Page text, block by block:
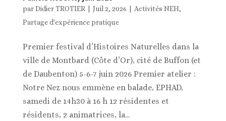
parDidier TROTIER Juil 2, 2026 Activités NEH,
Partage d'expérience pratique
Premier festival d’Histoires Naturelles dans la
ville de Montbard (Côte d’Or), cité de Buffon (et
de Daubenton) 5-6-7 juin 2026 Premier atelier :
Notre Nez nous emmène en balade, EPHAD,
samedi de 14h30 à 16 h 12 résidentes et
résidents, 2 animatrices, la...